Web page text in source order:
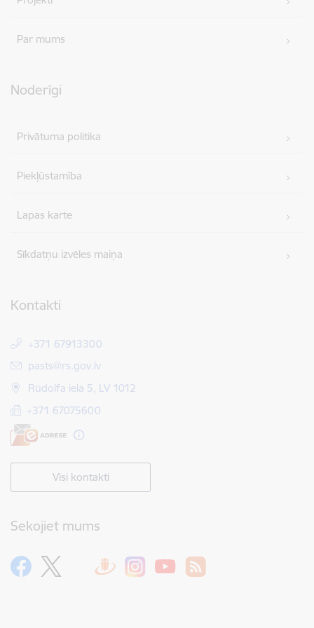
Par mums
Noderīgi
Privātuma politika
Piekļūstamība
Lapas karte
Sīkdatņu izvēles maiņa
Kontakti
+371 67913300
E-pasts:
pasts@rs.gov.lv
Rūdolfa iela 5, LV 1012
+371 67075600
Visi kontakti
Sekojiet mums